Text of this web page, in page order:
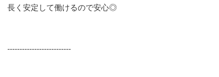
長く安定して働けるので安心◎
--------------------------